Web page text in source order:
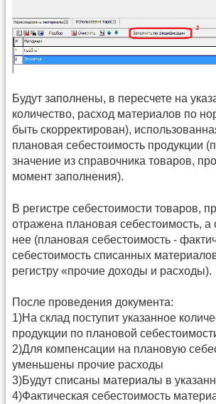
Будут заполнены, в пересчете на
количество, расход материалов по
быть скорректирован),
плановая себестоимость продукции
значение из справочника товаров,
момент заполнения).
В регистре себестоимости товаров,
отражена плановая себестоимость, а
нее (плановая себестоимость -
себестоимость списанных
регистру «прочие доходы и расходы).
После проведения документа:
1)На склад поступит указанное
продукции по плановой
2)Для компенсации на плановую
уменьшены прочие расходы
3)Будут списаны материалы в
4)Фактическая себестоимость